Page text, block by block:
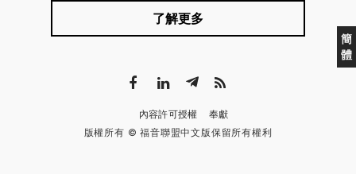
簡
體
了解更多
內容許可授權
奉獻
版權所有 © 福音聯盟中文版保留所有權利